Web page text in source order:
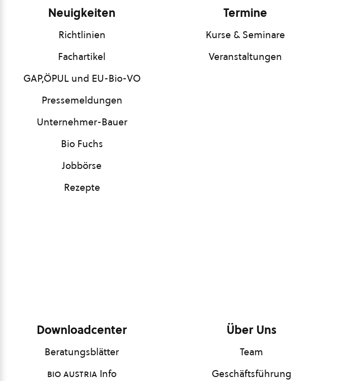
Neuigkeiten
Richtlinien
Fachartikel
GAP,ÖPUL und EU-Bio-VO
Pressemeldungen
Unternehmer-Bauer
Bio Fuchs
Jobbörse
Rezepte
Termine
Kurse & Seminare
Veranstaltungen
Downloadcenter
Beratungsblätter
bio austria Info
Über Uns
Team
Geschäftsführung